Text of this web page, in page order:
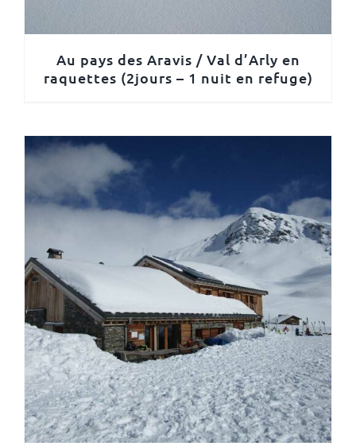
Au pays des Aravis / Val d’Arly en
raquettes (2jours – 1 nuit en refuge)